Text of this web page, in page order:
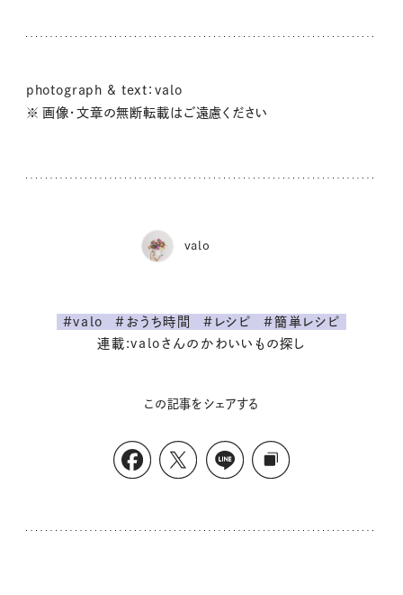
photograph & text：valo
※ 画像・文章の無断転載はご遠慮ください
valo
#valo #おうち時間 #レシピ
#簡単レシピ
連載:valoさんのかわいいもの探し
この記事をシェアする